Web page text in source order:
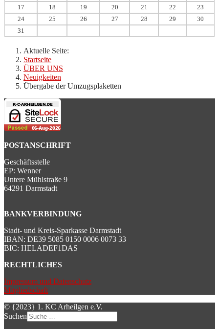
17
18 19 20 21 22
23
24
25 26 27 28 29
30
31
Aktuelle Seite:
Startseite
ÜBER UNS
Neuigkeiten
Übergabe der Umzugsplaketten
POSTANSCHRIFT
Geschäftsstelle
EP: Wenner
Untere Mühlstraße 9
64291 Darmstadt
BANKVERBINDUNG
Stadt- und Kreis-Sparkasse Darmstadt
IBAN: DE39 5085 0150 0006 0073 33
BIC: HELADEF1DAS
RECHTLICHES
Impressum und Datenschutz
Mitgliedschaft
© {2023} 1. KC Arheilgen e.V.
Suchen